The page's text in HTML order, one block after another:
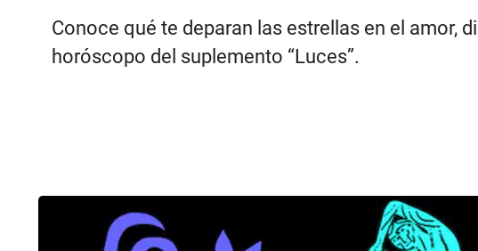
Conoce qué te deparan las estrellas en el amor,
horóscopo del suplemento “Luces”.